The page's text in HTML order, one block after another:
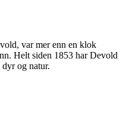
var mer enn en klok
Helt siden 1853 har Devold
og natur.